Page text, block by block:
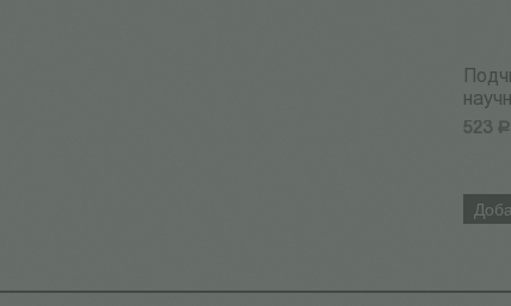
523 Р